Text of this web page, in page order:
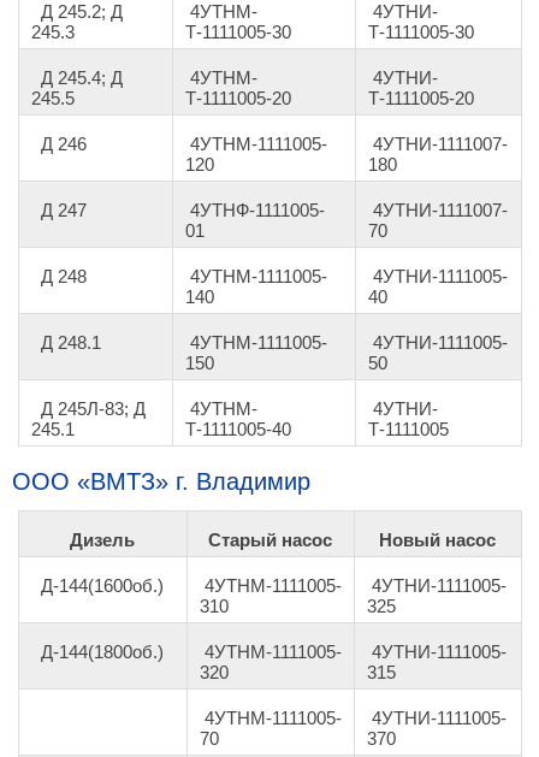
Д 245.2; Д
245.3
4УТНМ-
Т-1111005-30
4УТНИ-
Т-1111005-30
Д 245.4; Д
245.5
4УТНМ-
Т-1111005-20
4УТНИ-
Т-1111005-20
Д 246
4УТНМ-1111005-
120
4УТНИ-1111007-
180
Д 247
4УТНФ-1111005-
01
4УТНИ-1111007-
70
Д 248
4УТНМ-1111005-
140
4УТНИ-1111005-
40
Д 248.1
4УТНМ-1111005-
150
4УТНИ-1111005-
50
Д 245Л-83; Д
245.1
4УТНМ-
Т-1111005-40
4УТНИ-
Т-1111005
ООО «ВМТЗ» г. Владимир
Дизель Старый насос Новый насос
Д-144(1600об.)
4УТНМ-1111005-
310
4УТНИ-1111005-
325
Д-144(1800об.)
4УТНМ-1111005-
320
4УТНИ-1111005-
315
4УТНМ-1111005-
70
4УТНИ-1111005-
370